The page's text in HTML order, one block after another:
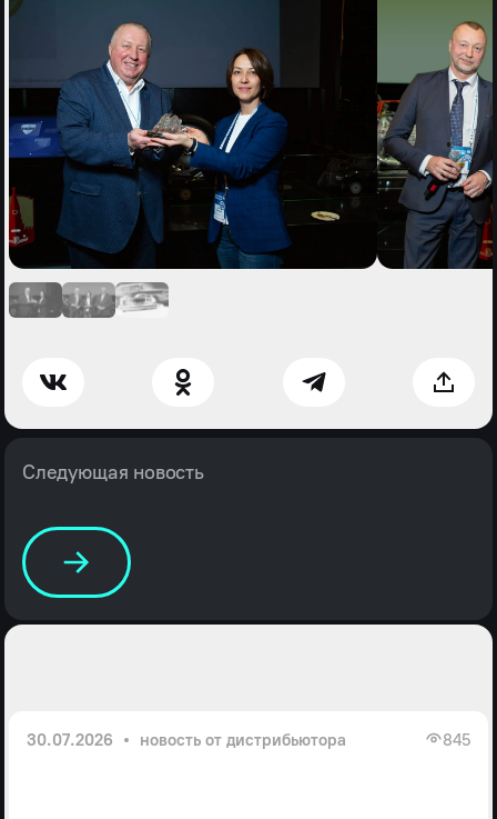
Следующая новость
30.07.2026 новость от дистрибьютора 845